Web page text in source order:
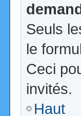
Seuls
le
Ceci
invités.
Haut